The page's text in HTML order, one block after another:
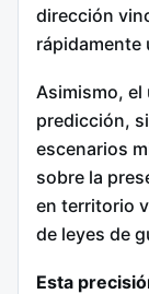
dirección
rápidamente
Asimismo, el
predicción,
escenarios
sobre la
en territorio
de leyes de
Esta